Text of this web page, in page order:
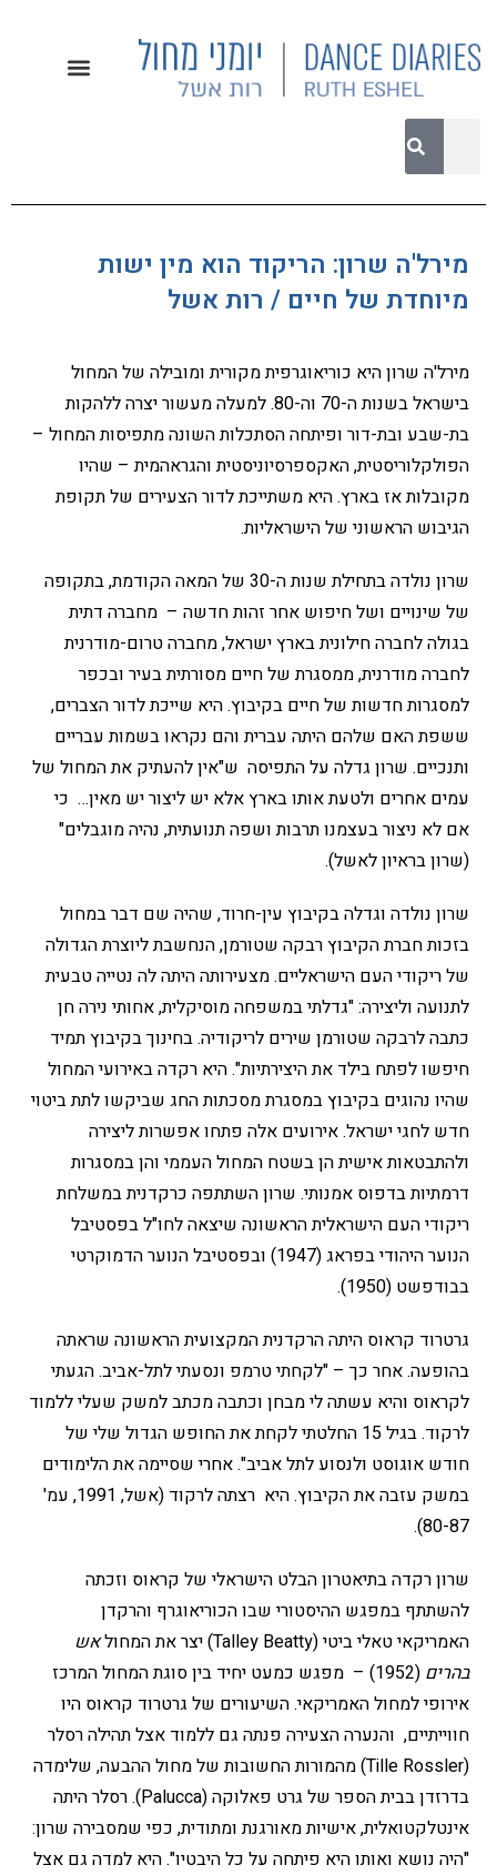
מירל'ה שרון: הריקוד הוא מין ישות
מיוחדת של חיים / רות אשל
מירל'ה שרון היא כוריאוגרפית מקורית ומובילה של המחול
בישראל בשנות ה-70 וה-80. למעלה מעשור יצרה ללהקות
בת-שבע ובת-דור ופיתחה הסתכלות השונה מתפיסות המחול –
הפולקלוריסטית, האקספרסיוניסטית והגראהמית – שהיו
מקובלות אז בארץ. היא משתייכת לדור הצעירים של תקופת
הגיבוש הראשוני של הישראליות.
שרון נולדה בתחילת שנות ה-30 של המאה הקודמת, בתקופה
של שינויים ושל חיפוש אחר זהות חדשה – מחברה דתית
בגולה לחברה חילונית בארץ ישראל, מחברה טרום-מודרנית
לחברה מודרנית, ממסגרת של חיים מסורתית בעיר ובכפר
למסגרות חדשות של חיים בקיבוץ. היא שייכת לדור הצברים,
ששפת האם שלהם היתה עברית והם נקראו בשמות עבריים
ותנכיים. שרון גדלה על התפיסה ש"אין להעתיק את המחול של
עמים אחרים ולטעת אותו בארץ אלא יש ליצור יש מאין… כי
אם לא ניצור בעצמנו תרבות ושפה תנועתית, נהיה מוגבלים"
(שרון בראיון לאשל).
שרון נולדה וגדלה בקיבוץ עין-חרוד, שהיה שם דבר במחול
בזכות חברת הקיבוץ רבקה שטורמן, הנחשבת ליוצרת הגדולה
של ריקודי העם הישראליים. מצעירותה היתה לה נטייה טבעית
לתנועה וליצירה: "גדלתי במשפחה מוסיקלית, אחותי נירה חן
כתבה לרבקה שטורמן שירים לריקודיה. בחינוך בקיבוץ תמיד
חיפשו לפתח בילד את היצירתיות". היא רקדה באירועי המחול
שהיו נהוגים בקיבוץ במסגרת מסכתות החג שביקשו לתת ביטוי
חדש לחגי ישראל. אירועים אלה פתחו אפשרות ליצירה
ולהתבטאות אישית הן בשטח המחול העממי והן במסגרות
דרמתיות בדפוס אמנותי. שרון השתתפה כרקדנית במשלחת
ריקודי העם הישראלית הראשונה שיצאה לחו"ל בפסטיבל
הנוער היהודי בפראג (1947) ובפסטיבל הנוער הדמוקרטי
בבודפשט (1950).
גרטרוד קראוס היתה הרקדנית המקצועית הראשונה שראתה
בהופעה. אחר כך – "לקחתי טרמפ ונסעתי לתל-אביב. הגעתי
לקראוס והיא עשתה לי מבחן וכתבה מכתב למשק שעלי ללמוד
לרקוד. בגיל 15 החלטתי לקחת את החופש הגדול שלי של
חודש אוגוסט ולנסוע לתל אביב". אחרי שסיימה את הלימודים
במשק עזבה את הקיבוץ. היא רצתה לרקוד (אשל, 1991, עמ'
80-87).
שרון רקדה בתיאטרון הבלט הישראלי של קראוס וזכתה
להשתתף במפגש ההיסטורי שבו הכוריאוגרף והרקדן
האמריקאי טאלי ביטי (Talley Beatty) יצר את המחול
אש
בהרים
(1952) – מפגש כמעט יחיד בין סוגת המחול המרכז
אירופי למחול האמריקאי. השיעורים של גרטרוד קראוס היו
חווייתיים, והנערה הצעירה פנתה גם ללמוד אצל תהילה רסלר
(Tille Rossler) מהמורות החשובות של מחול ההבעה, שלימדה
בדרזדן בבית הספר של גרט פאלוקה (Palucca). רסלר היתה
אינטלקטואלית, אישיות מאורגנת ומתודית, כפי שמסבירה שרון:
"היה נושא ואותו היא פיתחה על כל היבטיו". היא למדה גם אצל